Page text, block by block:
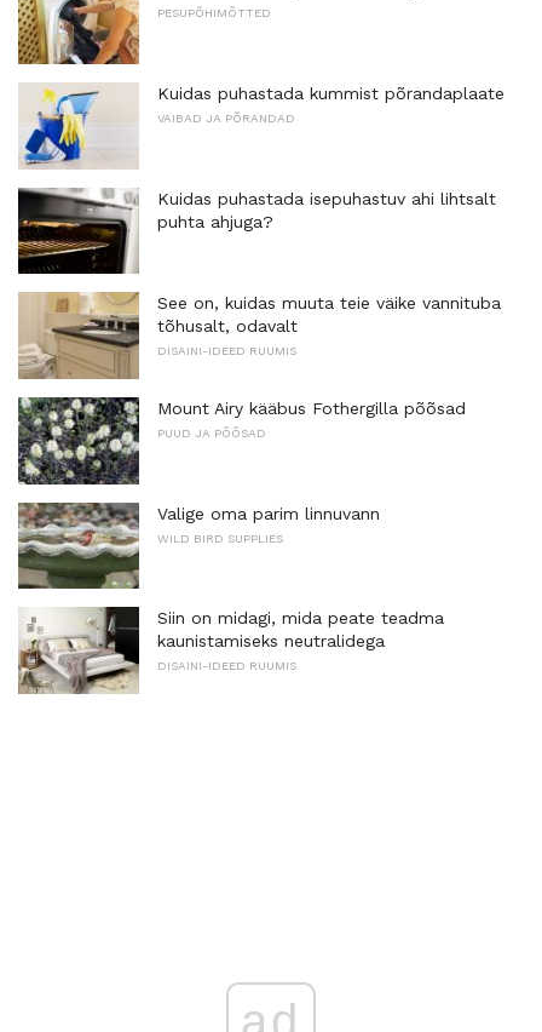
PESUPÕHIMÕTTED
Kuidas puhastada kummist põrandaplaate
VAIBAD JA PÕRANDAD
Kuidas puhastada isepuhastuv ahi lihtsalt
puhta ahjuga?
See on, kuidas muuta teie väike vannituba
tõhusalt, odavalt
DISAINI-IDEED RUUMIS
Mount Airy kääbus Fothergilla põõsad
PUUD JA PÕÕSAD
Valige oma parim linnuvann
WILD BIRD SUPPLIES
Siin on midagi, mida peate teadma
kaunistamiseks neutralidega
DISAINI-IDEED RUUMIS
ad